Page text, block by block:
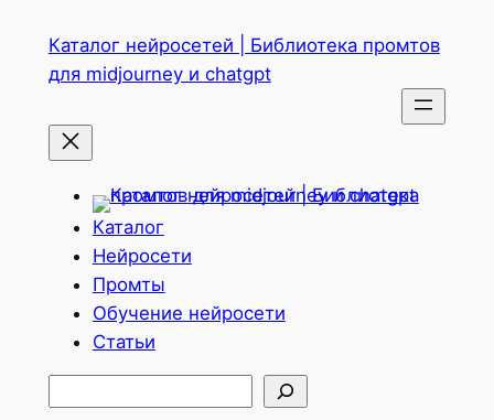
содержимому
Каталог нейросетей | Библиотека промтов
для midjourney и chatgpt
Каталог
Нейросети
Промты
Обучение нейросети
Статьи